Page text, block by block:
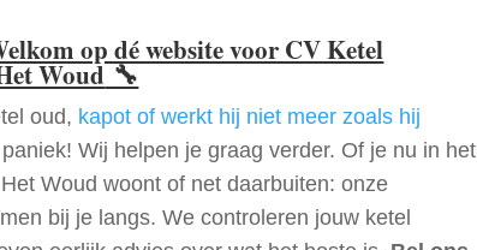
op dé website voor CV Ketel
Woud🔧
oud, kapot of werkt hij niet meer zoals hij
Wij helpen je graag verder. Of je nu in het
Woud woont of net daarbuiten: onze
bij je langs. We controleren jouw ketel